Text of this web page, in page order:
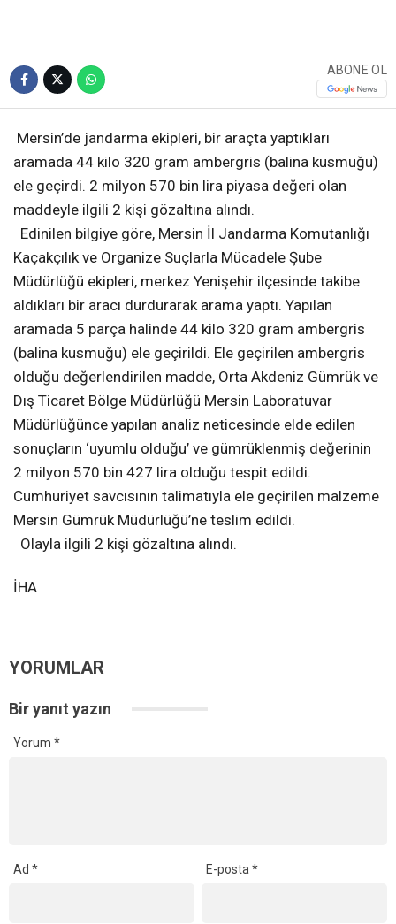
ABONE OL
Mersin’de jandarma ekipleri, bir araçta yaptıkları
aramada 44 kilo 320 gram ambergris (balina kusmuğu)
ele geçirdi. 2 milyon 570 bin lira piyasa değeri olan
maddeyle ilgili 2 kişi gözaltına alındı.
Edinilen bilgiye göre, Mersin İl Jandarma Komutanlığı
Kaçakçılık ve Organize Suçlarla Mücadele Şube
Müdürlüğü ekipleri, merkez Yenişehir ilçesinde takibe
aldıkları bir aracı durdurarak arama yaptı. Yapılan
aramada 5 parça halinde 44 kilo 320 gram ambergris
(balina kusmuğu) ele geçirildi. Ele geçirilen ambergris
olduğu değerlendirilen madde, Orta Akdeniz Gümrük ve
Dış Ticaret Bölge Müdürlüğü Mersin Laboratuvar
Müdürlüğünce yapılan analiz neticesinde elde edilen
sonuçların ‘uyumlu olduğu’ ve gümrüklenmiş değerinin
2 milyon 570 bin 427 lira olduğu tespit edildi.
Cumhuriyet savcısının talimatıyla ele geçirilen malzeme
Mersin Gümrük Müdürlüğü’ne teslim edildi.
Olayla ilgili 2 kişi gözaltına alındı.
İHA
YORUMLAR
Bir yanıt yazın
Yorum *
Ad * E-posta*